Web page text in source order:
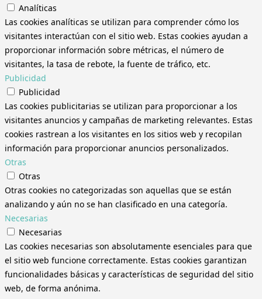
Analíticas
Las cookies analíticas se utilizan para comprender cómo los
visitantes interactúan con el sitio web. Estas cookies ayudan a
proporcionar información sobre métricas, el número de
visitantes, la tasa de rebote, la fuente de tráfico, etc.
Publicidad
Publicidad
Las cookies publicitarias se utilizan para proporcionar a los
visitantes anuncios y campañas de marketing relevantes. Estas
cookies rastrean a los visitantes en los sitios web y recopilan
información para proporcionar anuncios personalizados.
Otras
Otras
Otras cookies no categorizadas son aquellas que se están
analizando y aún no se han clasificado en una categoría.
Necesarias
Necesarias
Las cookies necesarias son absolutamente esenciales para que
el sitio web funcione correctamente. Estas cookies garantizan
funcionalidades básicas y características de seguridad del sitio
web, de forma anónima.